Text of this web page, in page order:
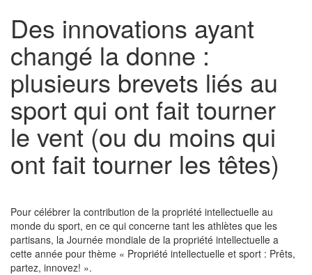
Des innovations ayant
changé la donne :
plusieurs brevets liés au
sport qui ont fait tourner
le vent (ou du moins qui
ont fait tourner les têtes)
Pour célébrer la contribution de la propriété intellectuelle au
monde du sport, en ce qui concerne tant les athlètes que les
partisans, la Journée mondiale de la propriété intellectuelle a
cette année pour thème « Propriété intellectuelle et sport : Prêts,
partez, innovez! ».